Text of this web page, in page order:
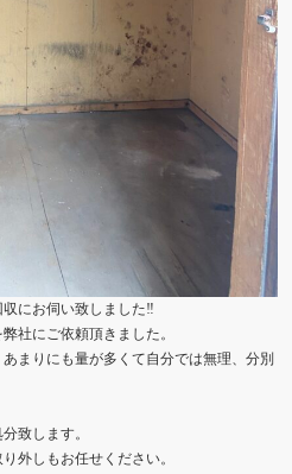
にお伺い致しました‼️
社にご依頼頂きました。
まりにも量が多くて自分では無理、分別
致します。
外しもお任せください。